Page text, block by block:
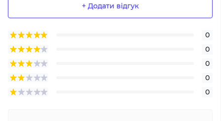
+ Додати відгук
0
0
0
0
0